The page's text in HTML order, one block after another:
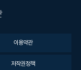
이용약관
저작권정책